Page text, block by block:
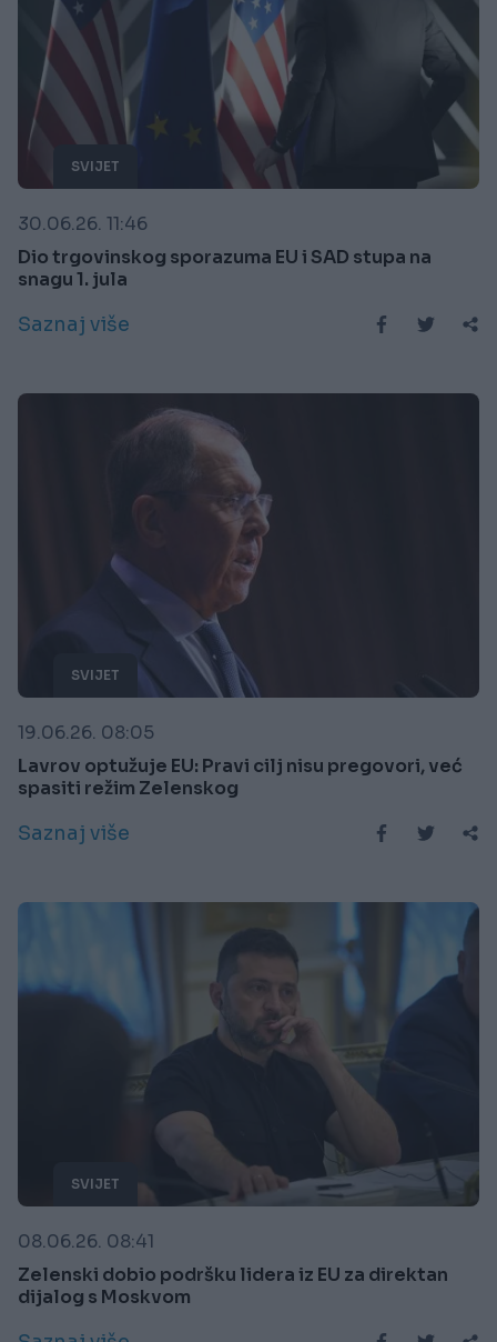
SVIJET
30.06.26. 11:46
Dio trgovinskog sporazuma EU i SAD stupa na
snagu 1. jula
Saznaj više
SVIJET
19.06.26. 08:05
Lavrov optužuje EU: Pravi cilj nisu pregovori, već
spasiti režim Zelenskog
Saznaj više
SVIJET
08.06.26. 08:41
Zelenski dobio podršku lidera iz EU za direktan
dijalog s Moskvom